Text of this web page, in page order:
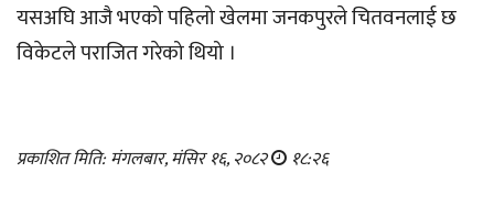
यसअघि आजै भएको पहिलो खेलमा जनकपुरले चितवनलाई छ
विकेटले पराजित गरेको थियो ।
प्रकाशित मिति: मंगलबार, मंसिर १६, २०८२ १८:२६